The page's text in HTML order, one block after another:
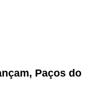
Paços do